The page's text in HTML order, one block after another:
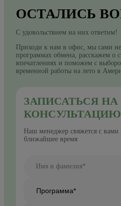
ОСТАЛИСЬ
С удовольствием на них ответим!
Приходи к нам в офис, мы сами не
программах обмена, расскажем о
впечатлениях и поможем с
временной работы на лето в
ЗАПИСАТЬСЯ НА
КОНСУЛЬТАЦИЮ
Наш менеджер свяжется с вами
ближайшее время
Имя и фамилия*
Программа*